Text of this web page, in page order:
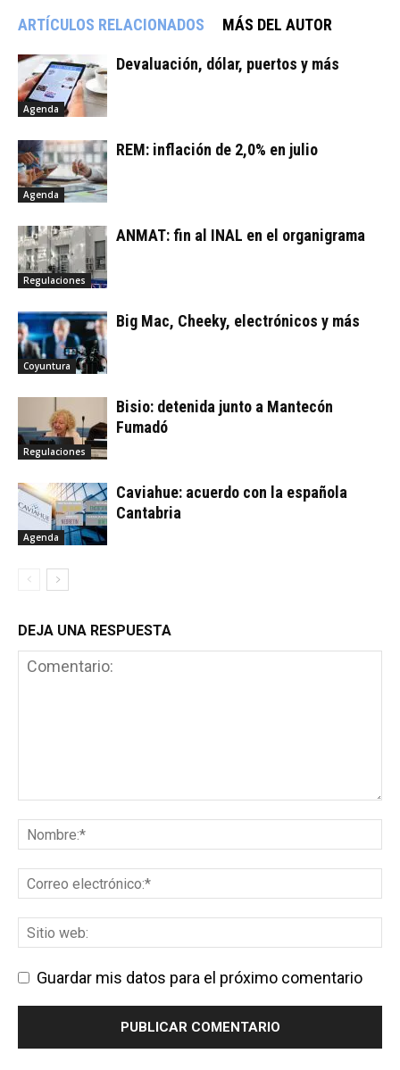
ARTÍCULOS RELACIONADOS MÁS DEL AUTOR
Agenda
Devaluación, dólar, puertos y más
Agenda
REM: inflación de 2,0% en julio
Regulaciones
ANMAT: fin al INAL en el organigrama
Coyuntura
Big Mac, Cheeky, electrónicos y más
Regulaciones
Bisio: detenida junto a Mantecón
Fumadó
Agenda
Caviahue: acuerdo con la española
Cantabria
DEJA UNA RESPUESTA
Guardar mis datos para el próximo comentario